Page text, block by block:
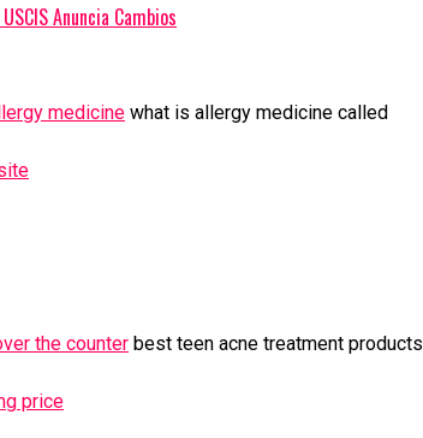
Anuncia Cambios
medicine what is allergy medicine called
the counter best teen acne treatment products
price